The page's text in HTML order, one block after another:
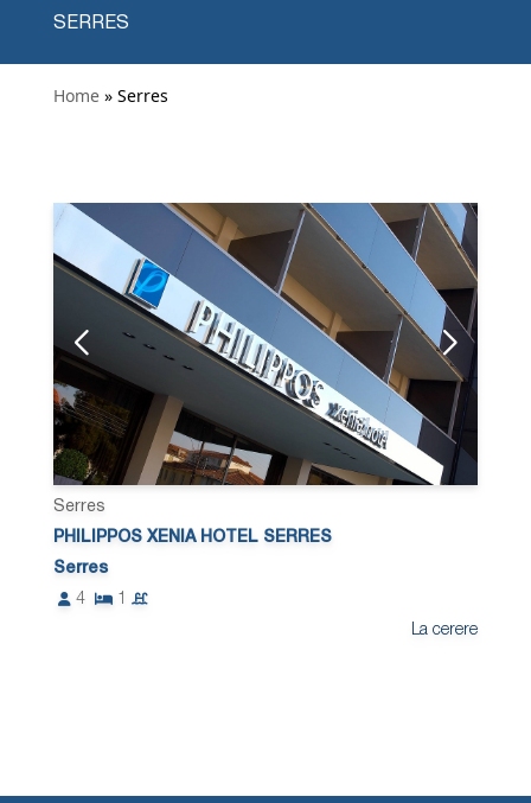
SERRES
Home » Serres
Serres
PHILIPPOS XENIA HOTEL SERRES
Serres
4
1
La cerere